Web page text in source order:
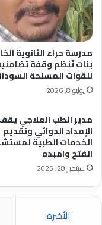
مدرسة حراء الثانوية
بنات تُنظم وقفة
للقوات المسلحة
يوليو 8, 2026
مدير الطب العلاجي
الإمداد الدوائي وتقديم
الخدمات الطبية
الفتح وامبده
سبتمبر 28, 2025
الأخيرة